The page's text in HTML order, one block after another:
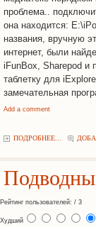
проблема..
она находится:
названия, вручную
интернет, были
iFunBox, Sharepod и
таблетку для
замечательная
Add a comment
ПОДРОБНЕЕ...
Рейтинг пользователей: / 3
Худший